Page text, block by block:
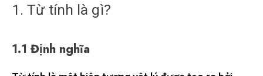
1. Từ tính là gì?
1.1 Định nghĩa